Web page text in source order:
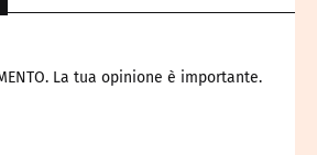
La tua opinione è importante.